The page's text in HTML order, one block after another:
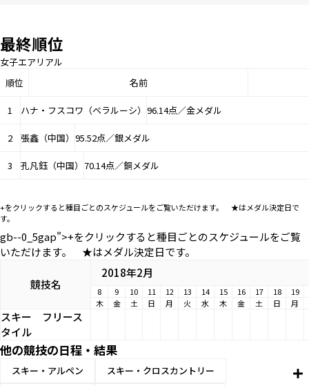
最終順位
女子エアリアル
順位
名前
1 ハナ・フスコワ（ベラルーシ） 96.14点／金メダル
2 張鑫（中国） 95.52点／銀メダル
3 孔凡鈺（中国） 70.14点／銅メダル
+をクリックすると種目ごとのスケジュールをご覧いただけます。 ★はメダル決定日で
す。
gb--0_5gap">+をクリックすると種目ごとのスケジュールをご覧
いただけます。 ★はメダル決定日です。
競技名
2018年2月
8 9 10 11 12 13 14 15 16 17 18 19
木
金 土 日 月 火 水 木 金 土 日 月
スキー フリース
タイル
他の競技の日程・結果
スキー・アルペン
スキー・クロスカントリー